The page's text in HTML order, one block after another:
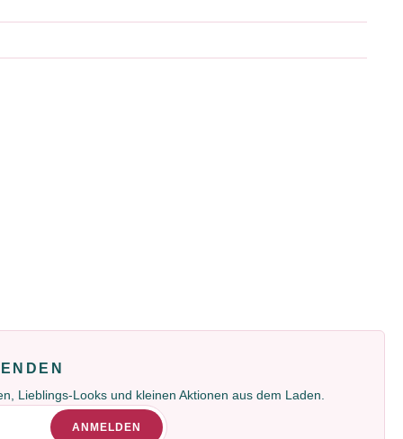
Lieblings-Looks und kleinen Aktionen aus dem Laden.
ANMELDEN